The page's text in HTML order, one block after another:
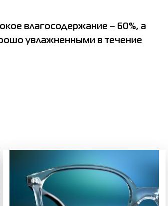
влагосодержание – 60%, а
увлажненными в течение